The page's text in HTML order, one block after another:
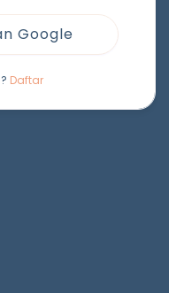
Google
Daftar